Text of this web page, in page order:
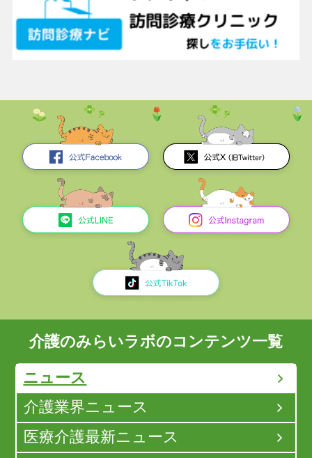
介護のみらいラボのコンテンツ一覧
ニュース
介護業界ニュース
医療介護最新ニュース